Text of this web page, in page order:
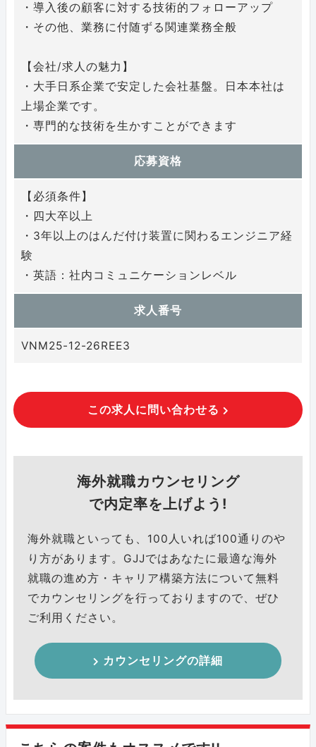
・導入後の顧客に対する技術的フォローアップ
・その他、業務に付随ずる関連業務全般
【会社/求人の魅力】
・大手日系企業で安定した会社基盤。日本本社は
上場企業です。
・専門的な技術を生かすことができます
応募資格
【必須条件】
・四大卒以上
・3年以上のはんだ付け装置に関わるエンジニア経
験
・英語：社内コミュニケーションレベル
求人番号
VNM25-12-26REE3
この求人に問い合わせる
海外就職カウンセリング
で内定率を上げよう!
海外就職といっても、100人いれば100通りのや
り方があります。GJJではあなたに最適な海外
就職の進め方・キャリア構築方法について無料
でカウンセリングを行っておりますので、ぜひ
ご利用ください。
カウンセリングの詳細